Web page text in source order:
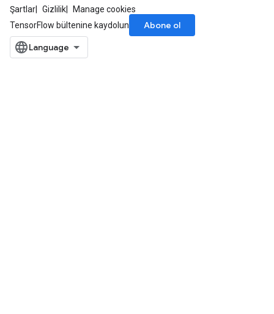
Şartlar Gizlilik
Manage cookies
TensorFlow bültenine kaydolun
Abone ol